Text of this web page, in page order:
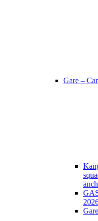
Gare –